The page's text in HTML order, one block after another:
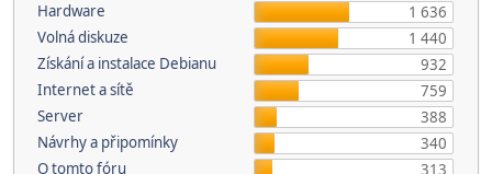
Hardware
1 636
Volná diskuze
1 440
Získání a instalace Debianu
932
Internet a sítě
759
Server
388
Návrhy a připomínky
340
O tomto fóru
313